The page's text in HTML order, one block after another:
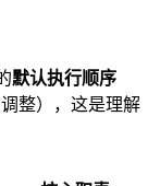
默认执行顺序
调整），这是理解